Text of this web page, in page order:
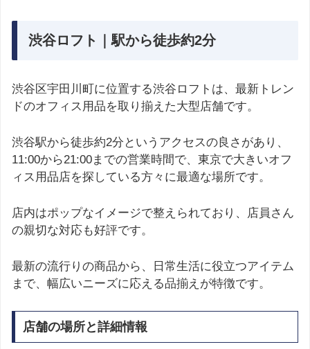
渋谷ロフト｜駅から徒歩約2分
渋谷区宇田川町に位置する渋谷ロフトは、最新トレン
ドのオフィス用品を取り揃えた大型店舗です。
渋谷駅から徒歩約2分というアクセスの良さがあり、
11:00から21:00までの営業時間で、東京で大きいオフ
ィス用品店を探している方々に最適な場所です。
店内はポップなイメージで整えられており、店員さん
の親切な対応も好評です。
最新の流行りの商品から、日常生活に役立つアイテム
まで、幅広いニーズに応える品揃えが特徴です。
店舗の場所と詳細情報